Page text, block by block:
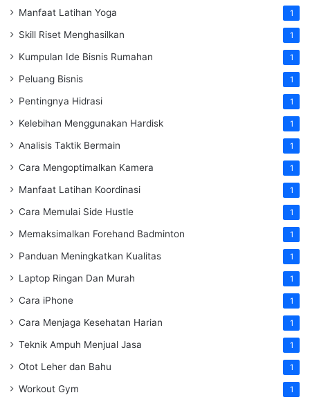
Manfaat Latihan Yoga 1
Skill Riset Menghasilkan 1
Kumpulan Ide Bisnis Rumahan 1
Peluang Bisnis 1
Pentingnya Hidrasi 1
Kelebihan Menggunakan Hardisk 1
Analisis Taktik Bermain 1
Cara Mengoptimalkan Kamera 1
Manfaat Latihan Koordinasi 1
Cara Memulai Side Hustle 1
Memaksimalkan Forehand Badminton 1
Panduan Meningkatkan Kualitas 1
Laptop Ringan Dan Murah 1
Cara iPhone 1
Cara Menjaga Kesehatan Harian 1
Teknik Ampuh Menjual Jasa 1
Otot Leher dan Bahu 1
Workout Gym 1